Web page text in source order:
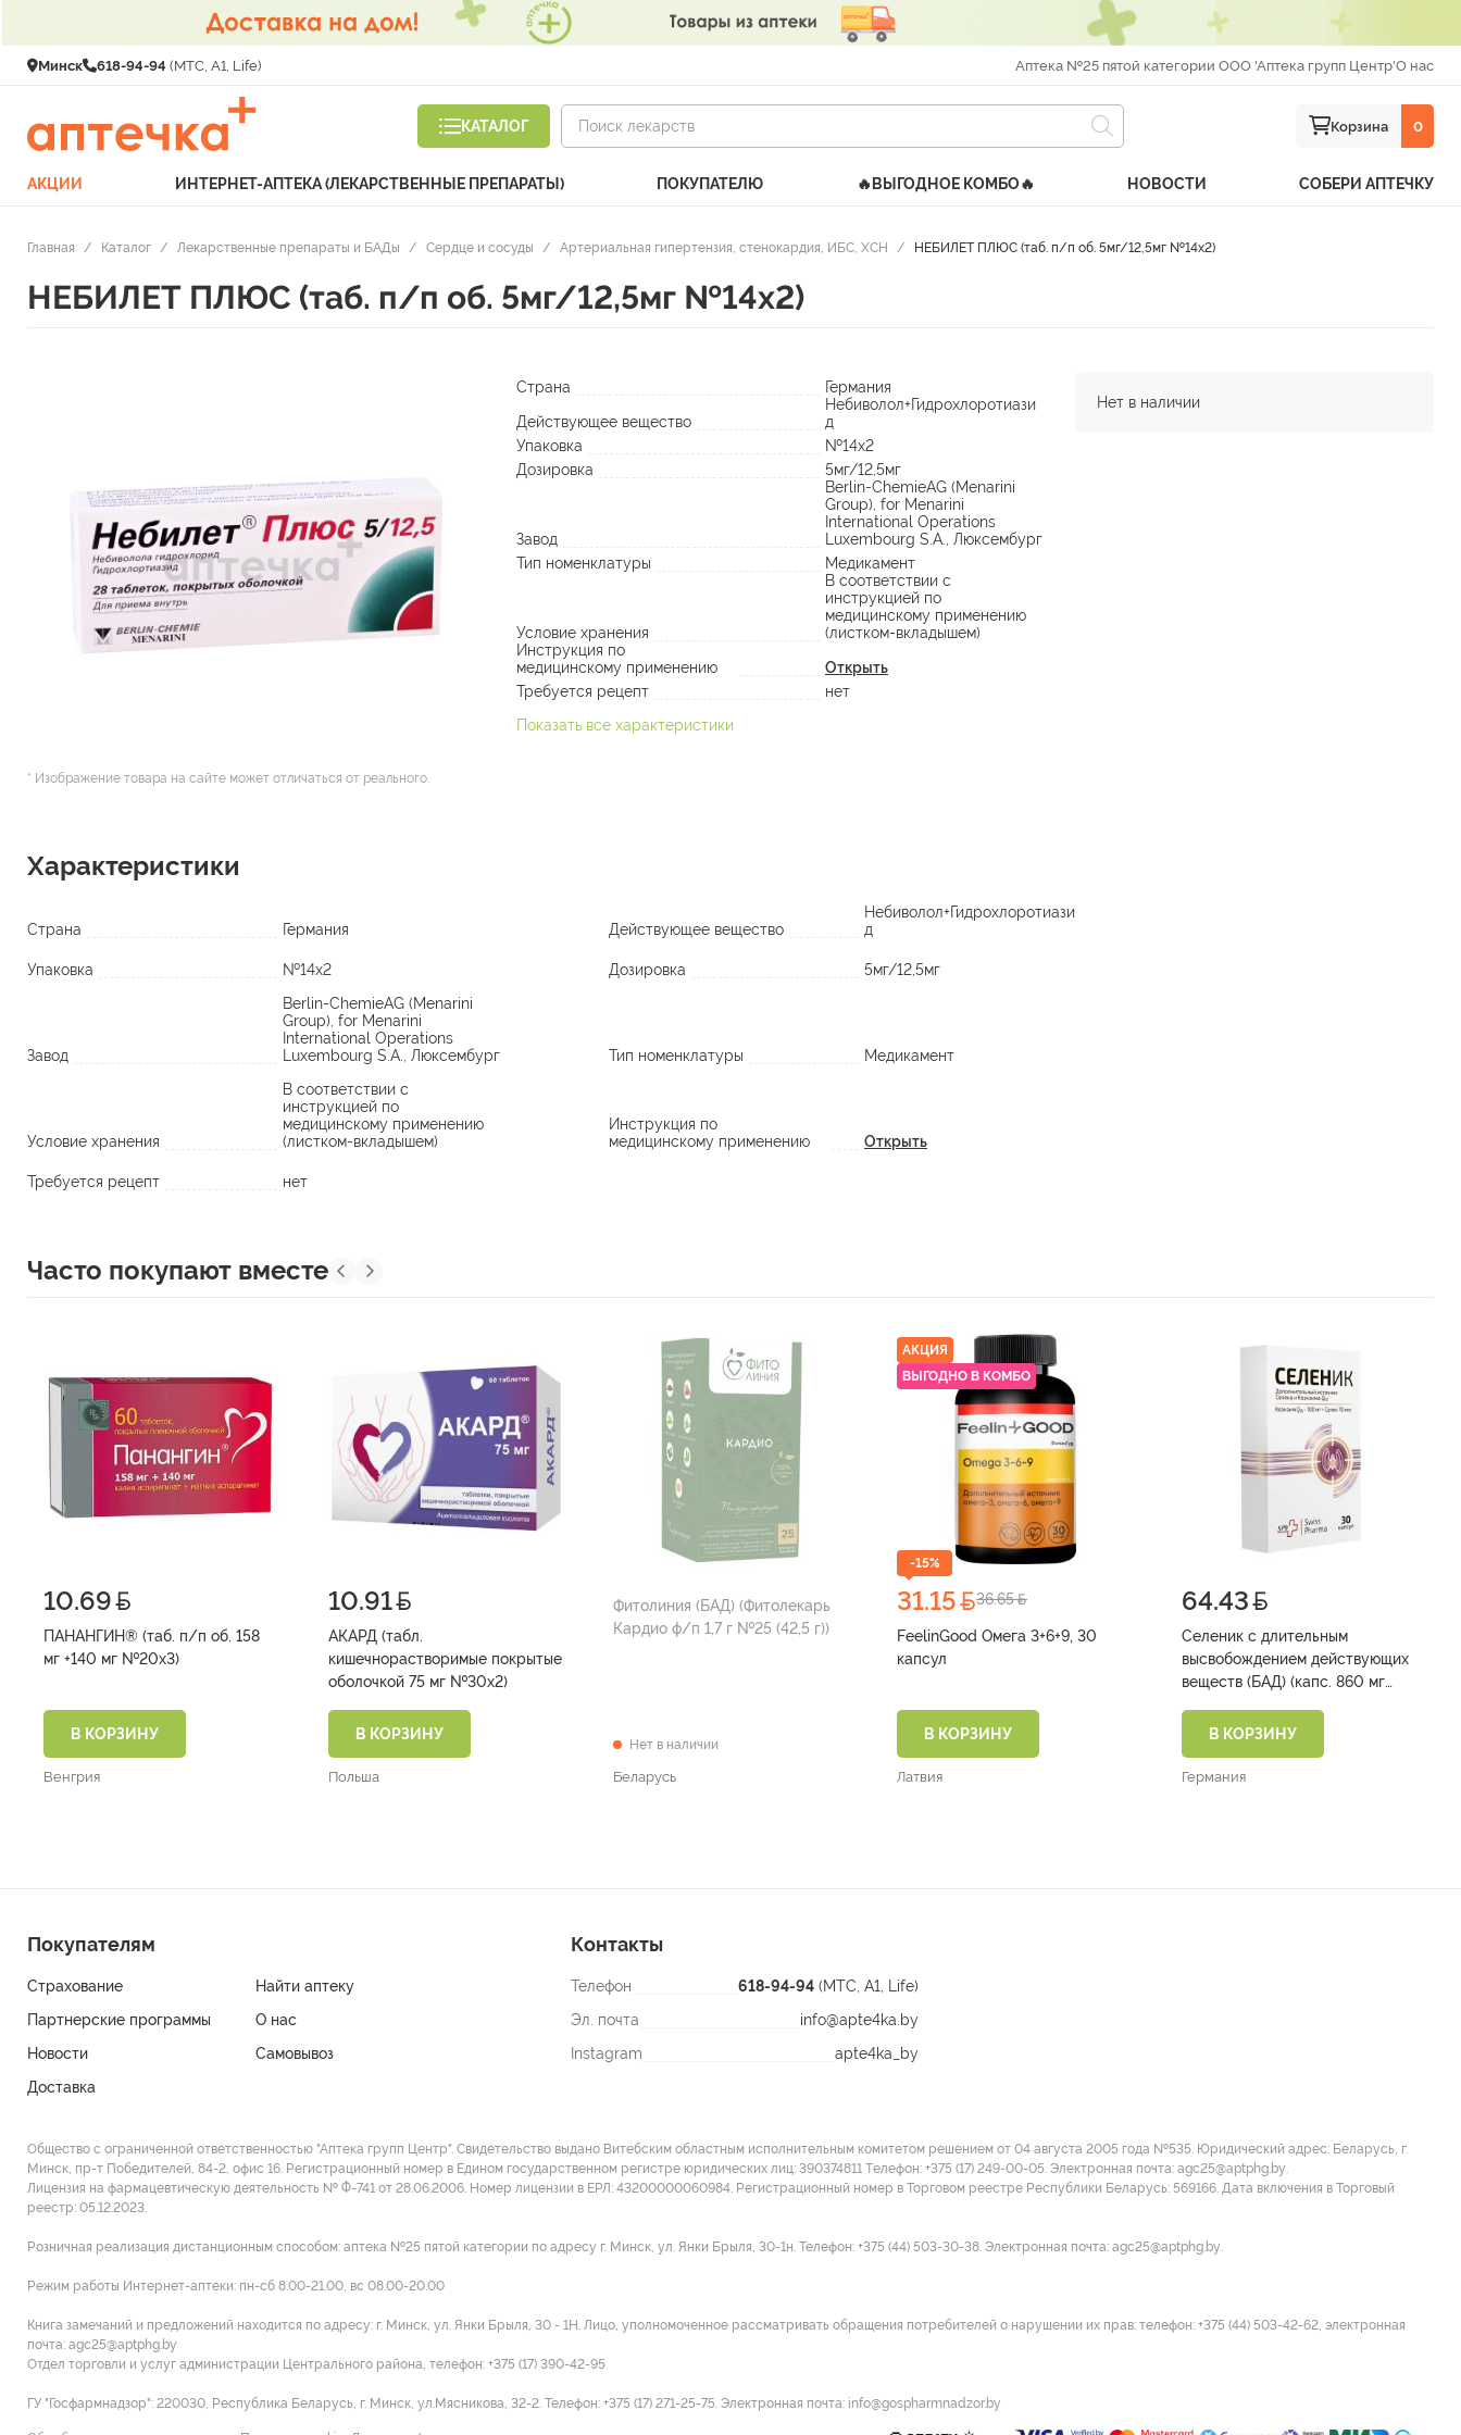
Минск 618-94-94 (МТС, A1, Life) Аптека №25 пятой категории ООО 'Аптека групп Центр'О нас
КАТАЛОГ Корзина 0
АКЦИИ ИНТЕРНЕТ-АПТЕКА (ЛЕКАРСТВЕННЫЕ ПРЕПАРАТЫ) ПОКУПАТЕЛЮ 🔥ВЫГОДНОЕ КОМБО🔥 НОВОСТИ СОБЕРИ АПТЕЧКУ
Главная / Каталог / Лекарственные препараты и БАДы / Сердце и сосуды / Артериальная гипертензия, стенокардия, ИБС, ХСН / НЕБИЛЕТ ПЛЮС (таб. п/п об. 5мг/12,5мг №14х2)
НЕБИЛЕТ ПЛЮС (таб. п/п об. 5мг/12,5мг №14х2)
* Изображение товара на сайте может отличаться от реального.
Нет в наличии
Страна
Германия
Действующее вещество
Небиволол+Гидрохлоротиази
д
Упаковка
№14х2
Дозировка
5мг/12,5мг
Завод
Berlin-ChemieAG (Menarini
Group), for Menarini
International Operations
Luxembourg S.A., Люксембург
Тип номенклатуры
Медикамент
Условие хранения
В соответствии с
инструкцией по
медицинскому применению
(листком-вкладышем)
Инструкция по
медицинскому применению
Открыть
Требуется рецепт
нет
Показать все характеристики
Характеристики
Страна Германия Действующее вещество
Небиволол+Гидрохлоротиази
д
Упаковка №14х2 Дозировка 5мг/12,5мг
Завод
Berlin-ChemieAG (Menarini
Group), for Menarini
International Operations
Luxembourg S.A., Люксембург
Тип номенклатуры Медикамент
Условие хранения
В соответствии с
инструкцией по
медицинскому применению
(листком-вкладышем)
Инструкция по
медицинскому применению
Открыть
Требуется рецепт нет
Часто покупают вместе
10.69
ПАНАНГИН® (таб. п/п об. 158
мг +140 мг №20х3)
В КОРЗИНУ
Венгрия
10.91
АКАРД (табл.
кишечнорастворимые покрытые
оболочкой 75 мг №30х2)
В КОРЗИНУ
Польша
Фитолиния (БАД) (Фитолекарь
Кардио ф/п 1,7 г №25 (42,5 г))
Нет в наличии
Беларусь
АКЦИЯ
ВЫГОДНО В КОМБО
31.15 36.65
-15%
FeelinGood Омега 3+6+9, 30
капсул
В КОРЗИНУ
Латвия
64.43
Селеник с длительным
высвобождением действующих
веществ (БАД) (капс. 860 мг
В КОРЗИНУ
Германия
Покупателям
Страхование
Найти аптеку
Партнерские программы
О нас
Новости
Самовывоз
Доставка
Контакты
Телефон 618-94-94 (МТС, A1, Life)
Эл. почта
info@apte4ka.by
Instagram
apte4ka_by
Общество с ограниченной ответственностью "Аптека групп Центр". Свидетельство выдано Витебским областным исполнительным комитетом решением от 04 августа 2005 года №535. Юридический адрес: Беларусь, г.
Минск, пр-т Победителей, 84-2, офис 16. Регистрационный номер в Едином государственном регистре юридических лиц: 390374811 Tелефон: +375 (17) 249-00-05. Электронная почта: agc25@aptphg.by.
Лицензия на фармацевтическую деятельность № Ф-741 от 28.06.2006. Номер лицензии в ЕРЛ: 43200000060984. Регистрационный номер в Торговом реестре Республики Беларусь: 569166. Дата включения в Торговый
реестр: 05.12.2023.
Розничная реализация дистанционным способом: аптека №25 пятой категории по адресу г. Минск, ул. Янки Брыля, 30-1н. Телефон: +375 (44) 503-30-38. Электронная почта: agc25@aptphg.by.
Режим работы Интернет-аптеки: пн-сб 8.00-21.00, вс 08.00-20.00
Книга замечаний и предложений находится по адресу: г. Минск, ул. Янки Брыля, 30 - 1Н. Лицо, уполномоченное рассматривать обращения потребителей о нарушении их прав: телефон: +375 (44) 503-42-62, электронная
почта: agc25@aptphg.by
Отдел торговли и услуг администрации Центрального района, телефон: +375 (17) 390-42-95
ГУ "Госфармнадзор": 220030, Республика Беларусь, г. Минск, ул.Мясникова, 32-2. Телефон: +375 (17) 271-25-75. Электронная почта: info@gospharmnadzor.by